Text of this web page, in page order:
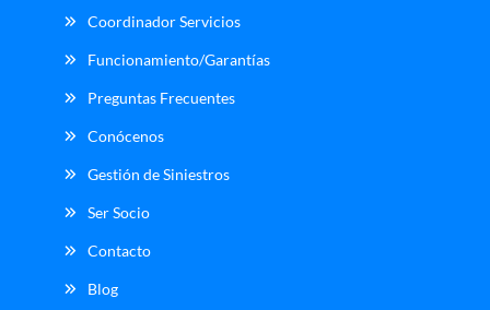
Coordinador Servicios
Funcionamiento/Garantías
Preguntas Frecuentes
Conócenos
Gestión de Siniestros
Ser Socio
Contacto
Blog